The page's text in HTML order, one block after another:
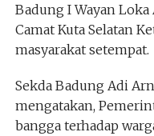
Badung I Wayan Loka
Camat Kuta Selatan
masyarakat setempat.
Sekda Badung Adi
mengatakan,
bangga terhadap